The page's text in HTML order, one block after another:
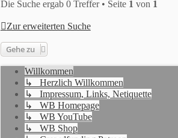
Die Suche ergab 0 Treffer • Seite 1 von 1
Zur erweiterten Suche
Gehe zu
Willkommen
↳ Herzlich Willkommen
↳ Impressum, Links, Netiquette
↳ WB Homepage
↳ WB YouTube
↳ WB Shop